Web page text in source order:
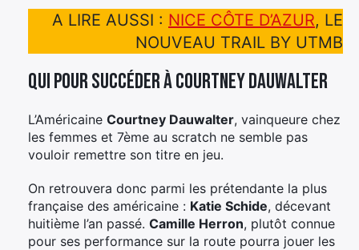
A LIRE AUSSI : NICE CÔTE D’AZUR, LE
NOUVEAU TRAIL BY UTMB
Qui pour succéder à Courtney Dauwalter
L’Américaine Courtney Dauwalter, vainqueure chez
les femmes et 7ème au scratch ne semble pas
vouloir remettre son titre en jeu.
On retrouvera donc parmi les prétendante la plus
française des américaine : Katie Schide, décevant
huitième l’an passé. Camille Herron, plutôt connue
pour ses performance sur la route pourra jouer les